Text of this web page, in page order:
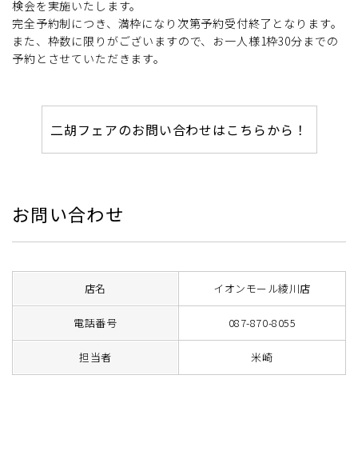
検会を実施いたします。
完全予約制につき、満枠になり次第予約受付終了となります。
また、枠数に限りがございますので、お一人様1枠30分までの
予約とさせていただきます。
二胡フェアのお問い合わせはこちらから！
お問い合わせ
店名 イオンモール綾川店
電話番号 087-870-8055
担当者 米崎